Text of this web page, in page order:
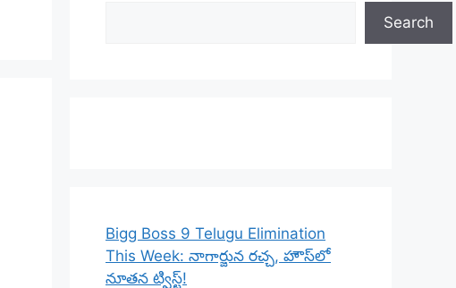
Search
Bigg Boss 9 Telugu Elimination
This Week: నాగార్జున రచ్చ, హౌస్‌లో
నూతన ట్విస్ట్!